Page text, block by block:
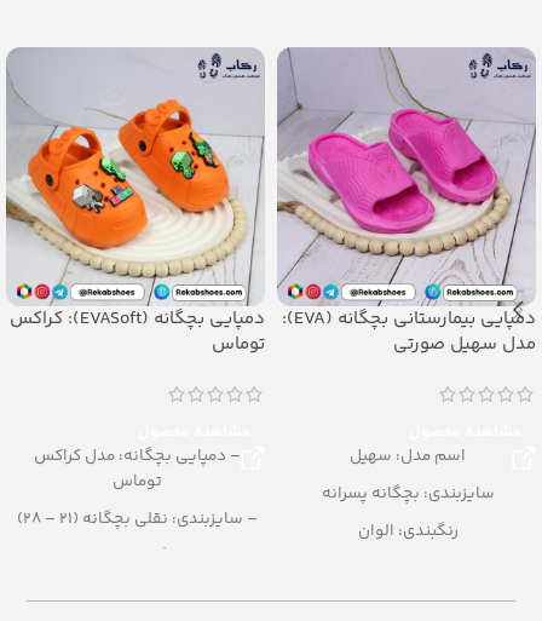
دمپایی بیمارستانی بچگانه (EVA):
مدل سهیل صورتی
اسم مدل: سهیل
سایزبندی: بچگانه پسرانه
رنگبندی: الوان
جنس: EVA
دمپایی بچگانه (EVASoft): کراکس
توماس
– دمپایی بچگانه: مدل کراکس
توماس
– سایزبندی: نقلی بچگانه (21 – 28)
– رنگبندی: الوان